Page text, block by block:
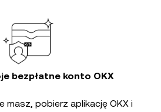
bezpłatne konto OKX
masz, pobierz aplikację OKX i